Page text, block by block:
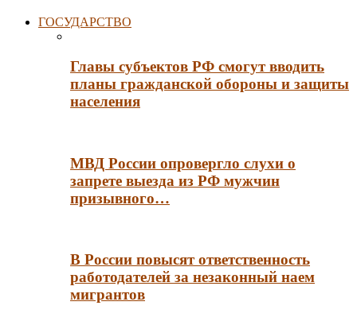
ГОСУДАРСТВО
Главы субъектов РФ смогут вводить
планы гражданской обороны и защиты
населения
МВД России опровергло слухи о
запрете выезда из РФ мужчин
призывного…
В России повысят ответственность
работодателей за незаконный наем
мигрантов